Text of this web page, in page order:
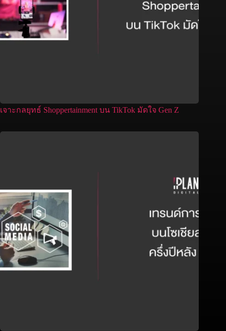
เจาะกลยุทธ์ Shoppertainment บน TikTok มัดใจ Gen Z